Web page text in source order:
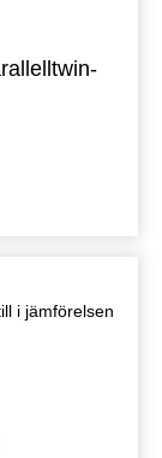
i jämförelsen